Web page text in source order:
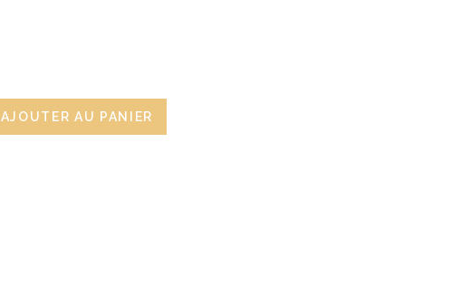
AJOUTER AU PANIER